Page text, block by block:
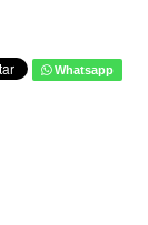
Whatsapp